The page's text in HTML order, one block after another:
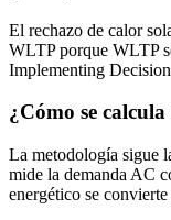
El rechazo de calor
WLTP porque WLTP
Implementing
¿Cómo se
La metodología sigue
mide la demanda AC
energético se